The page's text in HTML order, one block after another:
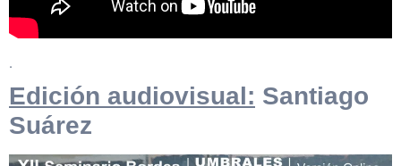
.
Edición audiovisual: Santiago
Suárez